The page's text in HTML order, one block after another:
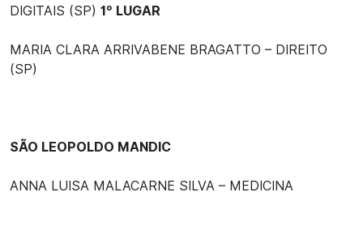
DIGITAIS (SP) 1º LUGAR
MARIA CLARA ARRIVABENE BRAGATTO – DIREITO
(SP)
SÃO LEOPOLDO MANDIC
ANNA LUISA MALACARNE SILVA – MEDICINA